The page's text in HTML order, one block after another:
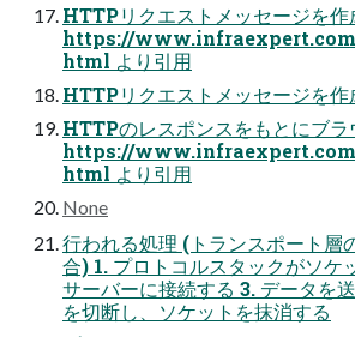
HTTPリクエストメッセージを作
https://
html より引用
HTTPリクエストメッセージを作
HTTPのレスポンスをもとにブラ
https://
html より引用
None
行われる処理 (トランスポート層
合) 1. プロトコルスタックがソケ
サーバーに接続する 3. データを
を切断し、ソケットを抹消する